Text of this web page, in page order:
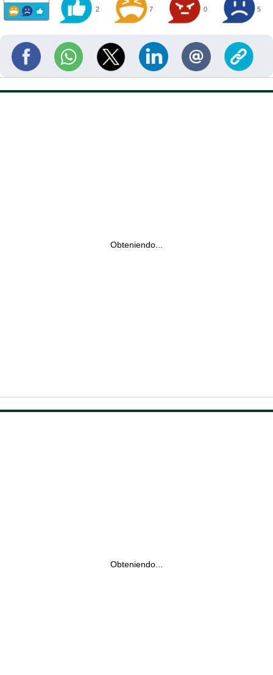
2 7 0 5
Obteniendo...
Obteniendo...